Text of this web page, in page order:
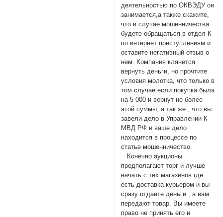
деятельностью по ОКВЭДУ он
занимается,а также скажите,
что в случае мошенничества
будете обращаться в отдел К
по интернет преступлениям и
оставите негативный отзыв о
нем. Компания клянется
вернуть деньги, но прочтите
условия молотка, что только в
том случае если покупка была
на 5 000 и вернут не более
этой суммы, а так же , что вы
завели дело в Управлении К
МВД РФ и ваше дело
находится в процессе по
статье мошенничество.
Конечно аукционы
предполагают торг и лучше
начать с тех магазинов где
есть доставка курьером и вы
сразу отдаете деньги , а вам
передают товар. Вы имеете
право не принять его и